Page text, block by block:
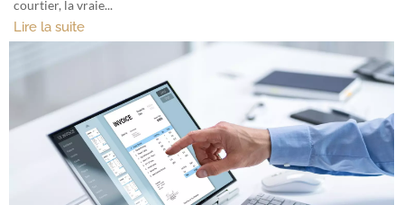
courtier, la vraie...
Lire la suite